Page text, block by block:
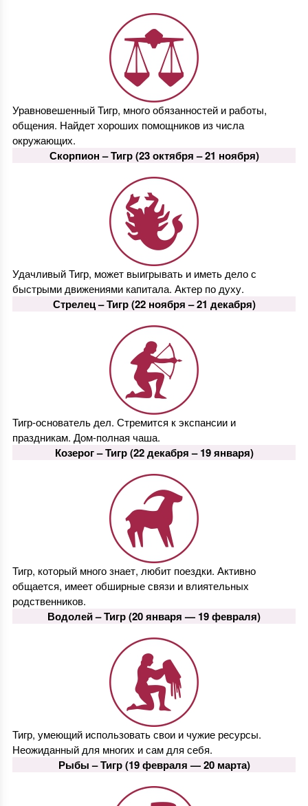
Уравновешенный Тигр, много обязанностей и работы,
общения. Найдет хороших помощников из числа
окружающих.
Скорпион –Тигр(23 октября – 21 ноября)
Удачливый Тигр, может выигрывать и иметь дело с
быстрыми движениями капитала. Актер по духу.
Стрелец –Тигр(22 ноября – 21 декабря)
Тигр-основатель дел. Стремится к экспансии и
праздникам. Дом-полная чаша.
Козерог –Тигр(22 декабря – 19 января)
Тигр, который много знает, любит поездки. Активно
общается, имеет обширные связи и влиятельных
родственников.
Водолей –Тигр(20 января — 19 февраля)
Тигр, умеющий использовать свои и чужие ресурсы.
Неожиданный для многих и сам для себя.
Рыбы –Тигр(19 февраля — 20 марта)